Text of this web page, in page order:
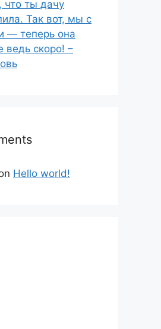
что ты дачу
Так вот, мы с
— теперь она
ведь скоро! –
Hello world!